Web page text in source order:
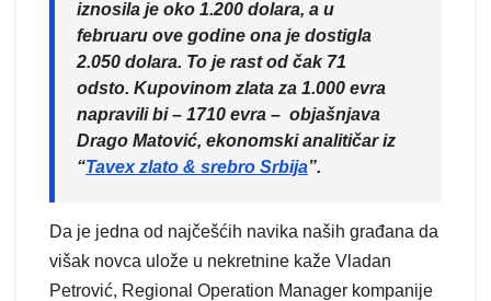
iznosila je oko 1.200 dolara, a u
februaru ove godine ona je dostigla
2.050 dolara. To je rast od čak 71
odsto. Kupovinom zlata za 1.000 evra
napravili bi – 1710 evra – objašnjava
Drago Matović, ekonomski analitičar iz
“Tavex zlato & srebro Srbija”.
Da je jedna od najčešćih navika naših građana da
višak novca ulože u nekretnine kaže Vladan
Petrović, Regional Operation Manager kompanije